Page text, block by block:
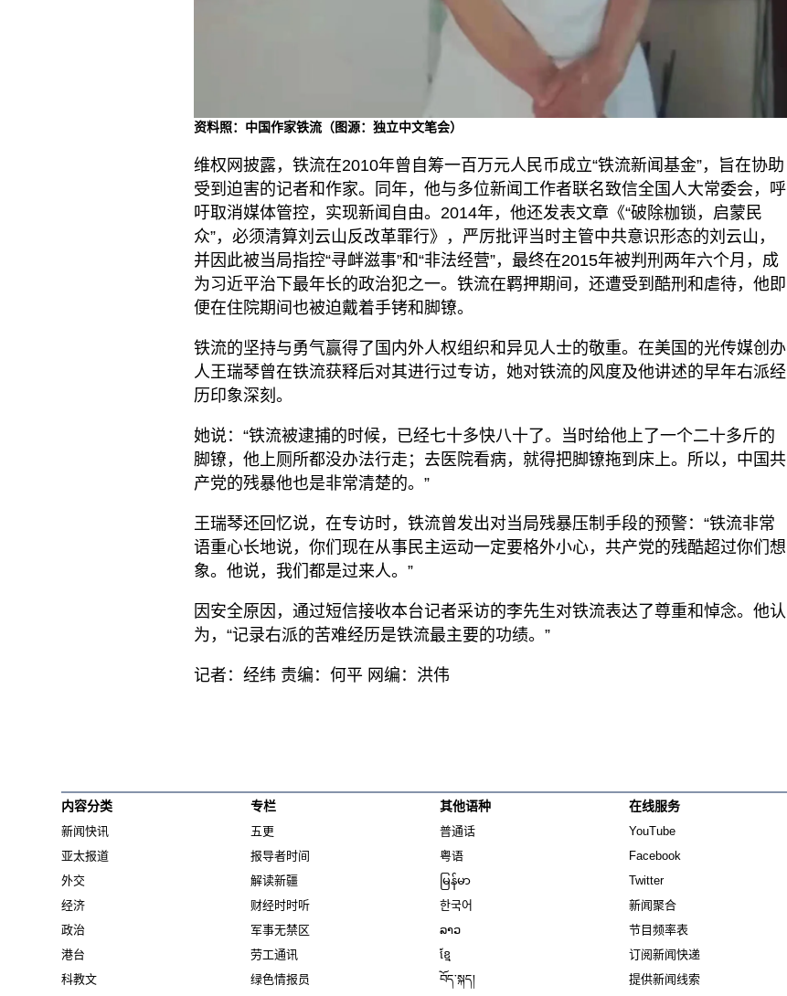
资料照：中国作家铁流（图源：独立中文笔会）
维权网披露，铁流在2010年曾自筹一百万元人民币成立“铁流新闻基金”，旨在协助
受到迫害的记者和作家。同年，他与多位新闻工作者联名致信全国人大常委会，呼
吁取消媒体管控，实现新闻自由。2014年，他还发表文章《“破除枷锁，启蒙民
众”，必须清算刘云山反改革罪行》，严厉批评当时主管中共意识形态的刘云山，
并因此被当局指控“寻衅滋事”和“非法经营”，最终在2015年被判刑两年六个月，成
为习近平治下最年长的政治犯之一。铁流在羁押期间，还遭受到酷刑和虐待，他即
便在住院期间也被迫戴着手铐和脚镣。
铁流的坚持与勇气赢得了国内外人权组织和异见人士的敬重。在美国的光传媒创办
人王瑞琴曾在铁流获释后对其进行过专访，她对铁流的风度及他讲述的早年右派经
历印象深刻。
她说：“铁流被逮捕的时候，已经七十多快八十了。当时给他上了一个二十多斤的
脚镣，他上厕所都没办法行走；去医院看病，就得把脚镣拖到床上。所以，中国共
产党的残暴他也是非常清楚的。”
王瑞琴还回忆说，在专访时，铁流曾发出对当局残暴压制手段的预警：“铁流非常
语重心长地说，你们现在从事民主运动一定要格外小心，共产党的残酷超过你们想
象。他说，我们都是过来人。”
因安全原因，通过短信接收本台记者采访的李先生对铁流表达了尊重和悼念。他认
为，“记录右派的苦难经历是铁流最主要的功绩。”
记者：经纬 责编：何平 网编：洪伟
内容分类
新闻快讯
亚太报道
外交
经济
政治
港台
科教文
专栏
五更
报导者时间
解读新疆
财经时时听
军事无禁区
劳工通讯
绿色情报员
其他语种
普通话
粤语
မြန်မာ
한국어
ລາວ
ខ្មែ
བོད་སྐད།
在线服务
YouTube
Facebook
Twitter
新闻聚合
节目频率表
订阅新闻快递
提供新闻线索